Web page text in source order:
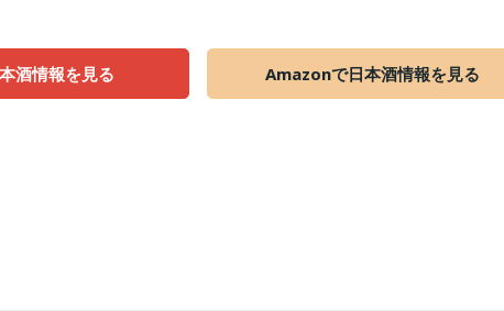
酒情報を見る Amazonで日本酒情報を見る